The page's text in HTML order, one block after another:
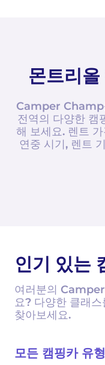
몬트리
Camper Champ
전역의 다양한 캠
해 보세요. 렌트
연중 시기, 렌트
인기 있는
여러분의
요? 다양한 클래
찾아보세요.
모든 캠핑카 유형